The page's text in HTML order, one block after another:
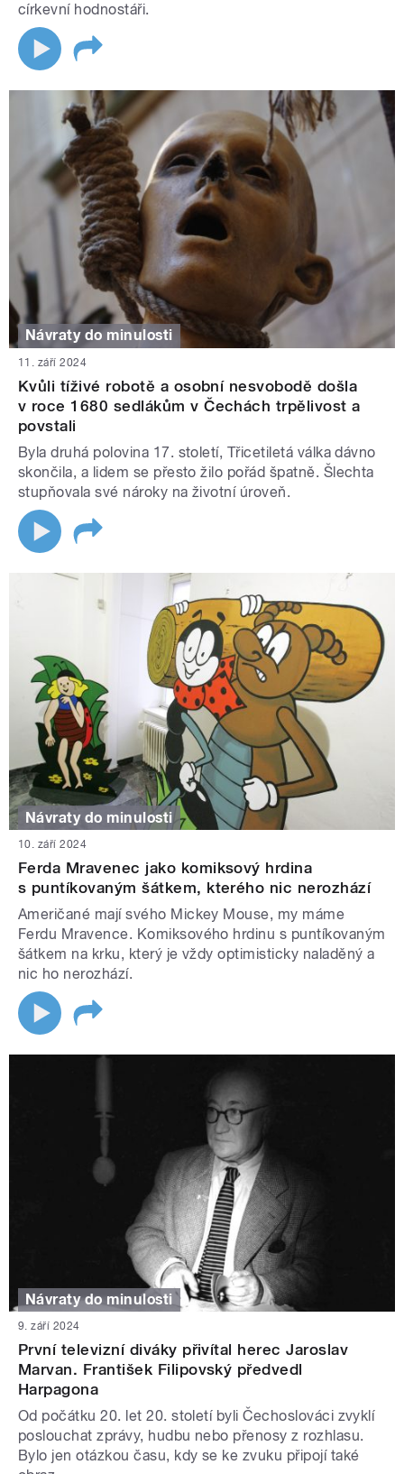
církevní hodnostáři.
Návraty do minulosti
11. září 2024
Kvůli tíživé robotě a osobní nesvobodě došla
v roce 1680 sedlákům v Čechách trpělivost a
povstali
Byla druhá polovina 17. století, Třicetiletá válka dávno
skončila, a lidem se přesto žilo pořád špatně. Šlechta
stupňovala své nároky na životní úroveň.
Návraty do minulosti
10. září 2024
Ferda Mravenec jako komiksový hrdina
s puntíkovaným šátkem, kterého nic nerozhází
Američané mají svého Mickey Mouse, my máme
Ferdu Mravence. Komiksového hrdinu s puntíkovaným
šátkem na krku, který je vždy optimisticky naladěný a
nic ho nerozhází.
Návraty do minulosti
9. září 2024
První televizní diváky přivítal herec Jaroslav
Marvan. František Filipovský předvedl
Harpagona
Od počátku 20. let 20. století byli Čechoslováci zvyklí
poslouchat zprávy, hudbu nebo přenosy z rozhlasu.
Bylo jen otázkou času, kdy se ke zvuku připojí také